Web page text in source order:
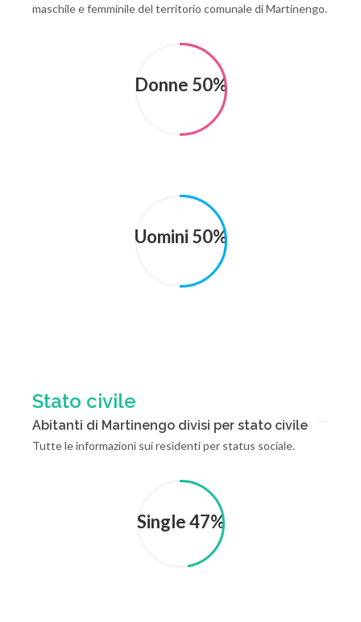
maschile e femminile del territorio comunale di Martinengo.
Donne 50%
Uomini 50%
Stato civile
Abitanti di Martinengo divisi per stato civile
Tutte le informazioni sui residenti per status sociale.
Single 47%